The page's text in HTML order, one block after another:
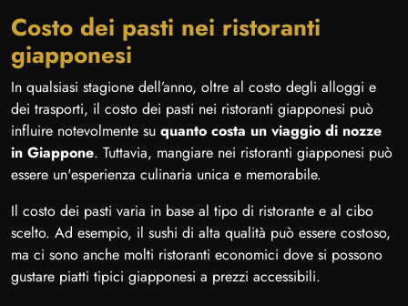
Costo dei pasti nei ristoranti
giapponesi
In qualsiasi stagione dell’anno, oltre al costo degli alloggi e
dei trasporti, il costo dei pasti nei ristoranti giapponesi può
influire notevolmente su quanto costa un viaggio di nozze
in Giappone. Tuttavia, mangiare nei ristoranti giapponesi può
essere un'esperienza culinaria unica e memorabile.
Il costo dei pasti varia in base al tipo di ristorante e al cibo
scelto. Ad esempio, il sushi di alta qualità può essere costoso,
ma ci sono anche molti ristoranti economici dove si possono
gustare piatti tipici giapponesi a prezzi accessibili.